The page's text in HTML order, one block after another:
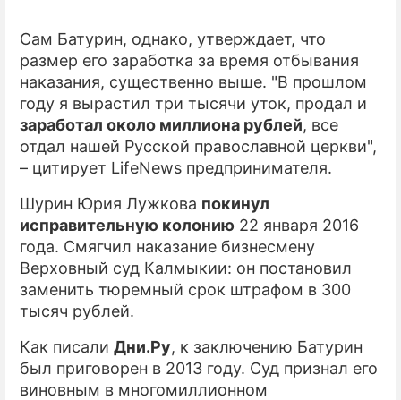
Сам Батурин, однако, утверждает, что
размер его заработка за время отбывания
наказания, существенно выше. "В прошлом
году я вырастил три тысячи уток, продал и
заработал около миллиона рублей, все
отдал нашей Русской православной церкви",
– цитирует LifeNews предпринимателя.
Шурин Юрия Лужкова покинул
исправительную колонию 22 января 2016
года. Смягчил наказание бизнесмену
Верховный суд Калмыкии: он постановил
заменить тюремный срок штрафом в 300
тысяч рублей.
Как писали Дни.Ру, к заключению Батурин
был приговорен в 2013 году. Суд признал его
виновным в многомиллионном